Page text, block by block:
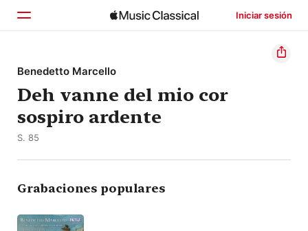
Iniciar sesión
Inicio
Explorar
Buscar
Benedetto Marcello
Deh vanne del mio cor
sospiro ardente
S. 85
Grabaciones populares